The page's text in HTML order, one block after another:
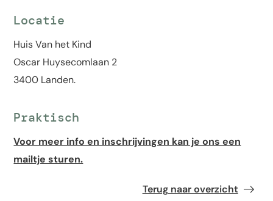
Locatie
Huis Van het Kind
Oscar Huysecomlaan 2
3400 Landen.
Praktisch
Voor meer info en inschrijvingen kan je ons een
mailtje sturen.
Terug naar overzicht